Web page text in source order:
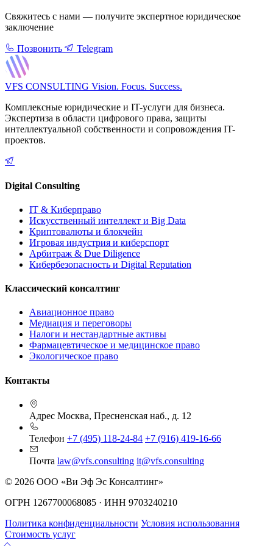
Свяжитесь с нами — получите экспертное юридическое
заключение
Позвонить Telegram
VFS CONSULTING Vision. Focus. Success.
Комплексные юридические и IT-услуги для бизнеса.
Экспертиза в области цифрового права, защиты
интеллектуальной собственности и сопровождения IT-
проектов.
Digital Consulting
IT & Киберправо
Искусственный интеллект и Big Data
Криптовалюты и блокчейн
Игровая индустрия и киберспорт
Арбитраж & Due Diligence
Кибербезопасность и Digital Reputation
Классический консалтинг
Авиационное право
Медиация и переговоры
Налоги и нестандартные активы
Фармацевтическое и медицинское право
Экологическое право
Контакты
Адрес Москва, Пресненская наб., д. 12
Телефон +7 (495) 118-24-84 +7 (916) 419-16-66
Почта law@vfs.consulting it@vfs.consulting
© 2026 ООО «Ви Эф Эс Консалтинг»
ОГРН 1267700068085 · ИНН 9703240210
Политика конфиденциальности Условия использования
Стоимость услуг